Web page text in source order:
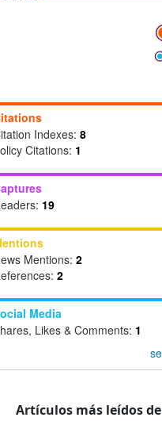
Indexes: 8
Citations: 1
19
Mentions: 2
2
Media
Likes & Comments: 1
Artículos más leídos